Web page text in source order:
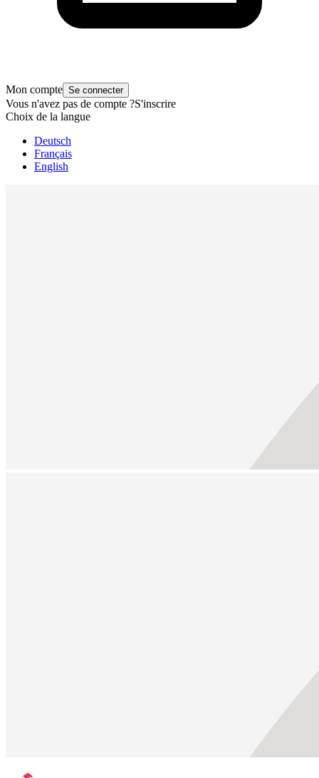
Mon compte Se connecter
Vous n'avez pas de compte ?S'inscrire
Choix de la langue
Deutsch
Français
English